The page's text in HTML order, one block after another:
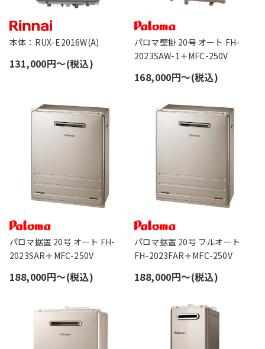
本体：RUX-E2016W(A)
131,000円〜(税込)
パロマ壁掛 20号 オート FH-
2023SAW-1＋MFC-250V
168,000円〜(税込)
パロマ据置 20号 オート FH-
2023SAR＋MFC-250V
188,000円〜(税込)
パロマ据置 20号 フルオート
FH-2023FAR＋MFC-250V
188,000円〜(税込)